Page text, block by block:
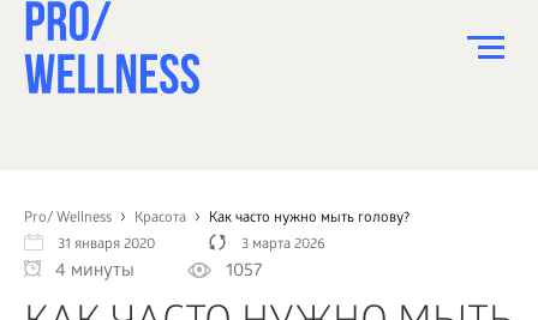
Pro/ Wellness Красота
Как часто нужно мыть голову?
31 января 2020
3 марта 2026
4 минуты 1057
СПОРТ
ЗДОРОВЬЕ
КРАСОТА